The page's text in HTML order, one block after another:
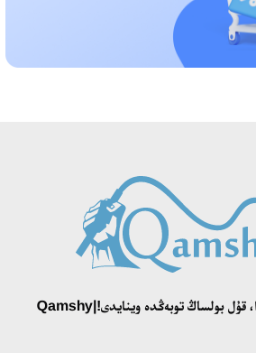
ءوز جەڭىمپازدارىن انىقتادى
لينگۆومادەني سيپاتى
كوزقاراستارىنىڭ وزەكتىلىگى
قامشى - ۇل بولساڭ قولىڭدا، قۇل بولساڭ توبەڭدە وينايدى!|Qamshy